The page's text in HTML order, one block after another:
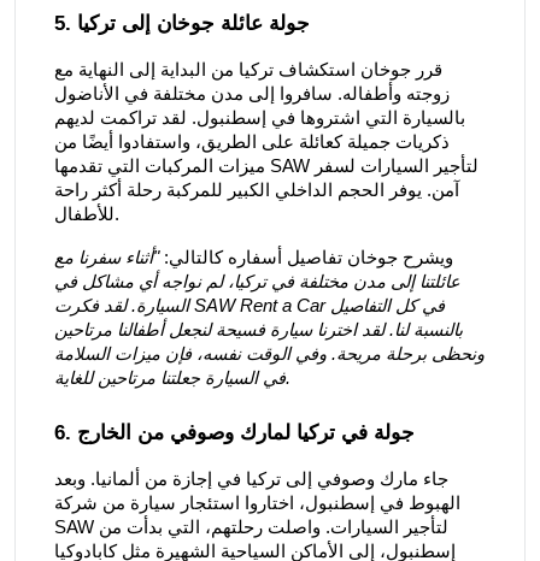
5. جولة عائلة جوخان إلى تركيا
قرر جوخان استكشاف تركيا من البداية إلى النهاية مع
زوجته وأطفاله. سافروا إلى مدن مختلفة في الأناضول
بالسيارة التي اشتروها في إسطنبول. لقد تراكمت لديهم
ذكريات جميلة كعائلة على الطريق، واستفادوا أيضًا من
ميزات المركبات التي تقدمها SAW لتأجير السيارات لسفر
آمن. يوفر الحجم الداخلي الكبير للمركبة رحلة أكثر راحة
للأطفال.
ويشرح جوخان تفاصيل أسفاره كالتالي:"أثناء سفرنا مع
عائلتنا إلى مدن مختلفة في تركيا، لم نواجه أي مشاكل في
السيارة. لقد فكرت SAW Rent a Car في كل التفاصيل
بالنسبة لنا. لقد اخترنا سيارة فسيحة لنجعل أطفالنا مرتاحين
ونحظى برحلة مريحة. وفي الوقت نفسه، فإن ميزات السلامة
في السيارة جعلتنا مرتاحين للغاية.
6. جولة في تركيا لمارك وصوفي من الخارج
جاء مارك وصوفي إلى تركيا في إجازة من ألمانيا. وبعد
الهبوط في إسطنبول، اختاروا استئجار سيارة من شركة
SAW لتأجير السيارات. واصلت رحلتهم، التي بدأت من
إسطنبول، إلى الأماكن السياحية الشهيرة مثل كابادوكيا